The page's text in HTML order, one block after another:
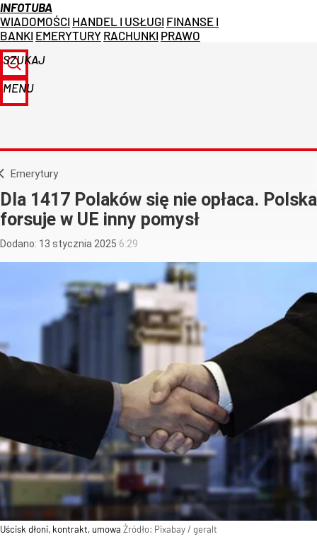
INFOTUBA
WIADOMOŚCI HANDEL I USŁUGI FINANSE I
BANKI EMERYTURY RACHUNKI PRAWO
SZUKAJ
MENU
Emerytury
Dla 1417 Polaków się nie opłaca. Polska
forsuje w UE inny pomysł
Dodano: 13 stycznia 2025 6:29
Uścisk dłoni, kontrakt, umowa Źródło: Pixabay/ geralt